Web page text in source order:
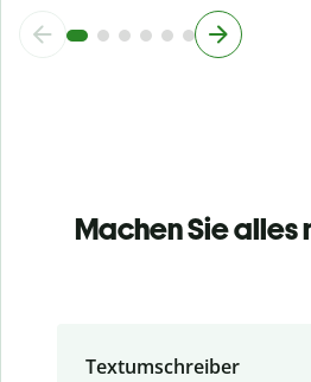
Machen Sie
Textumschreiber